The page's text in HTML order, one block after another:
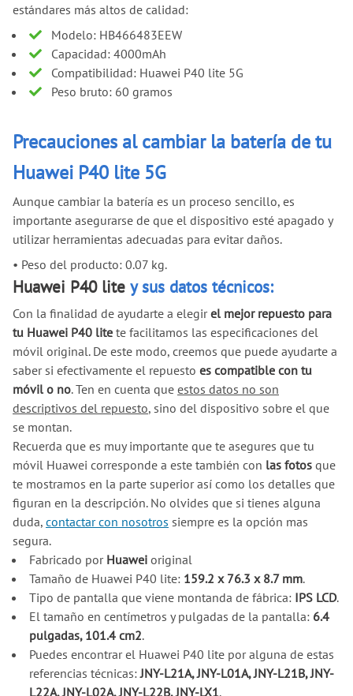
estándares más altos de calidad:
Modelo: HB466483EEW
Capacidad: 4000mAh
Compatibilidad: Huawei P40 lite 5G
Peso bruto: 60 gramos
Precauciones al cambiar la batería de tu
Huawei P40 lite 5G
Aunque cambiar la batería es un proceso sencillo, es
importante asegurarse de que el dispositivo esté apagado y
utilizar herramientas adecuadas para evitar daños.
• Peso del producto: 0.07 kg.
Huawei P40 lite y sus datos técnicos:
Con la finalidad de ayudarte a elegirel mejor repuesto para
tu Huawei P40 lite te facilitamos las especificaciones del
móvil original. De este modo, creemos que puede ayudarte a
saber si efectivamente el repuesto es compatible con tu
móvil o no. Ten en cuenta que estos datos no son
descriptivos del repuesto, sino del dispositivo sobre el que
se montan.
Recuerda que es muy importante que te asegures que tu
móvil Huawei corresponde a este también con las fotos que
te mostramos en la parte superior así como los detalles que
figuran en la descripción. No olvides que si tienes alguna
duda, contactar con nosotros siempre es la opción mas
segura.
Fabricado por Huaweioriginal
Tamaño de Huawei P40 lite: 159.2 x 76.3 x 8.7 mm.
Tipo de pantalla que viene montanda de fábrica: IPS LCD.
El tamaño en centímetros y pulgadas de la pantalla: 6.4
pulgadas, 101.4 cm2.
Puedes encontrar el Huawei P40 lite por alguna de estas
referencias técnicas:JNY-L21A, JNY-L01A, JNY-L21B, JNY-
L22A, JNY-L02A, JNY-L22B, JNY-LX1.